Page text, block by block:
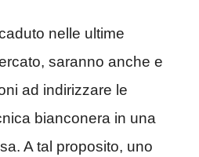
nelle ultime
saranno anche e
ad indirizzare le
bianconera in una
A tal proposito, uno